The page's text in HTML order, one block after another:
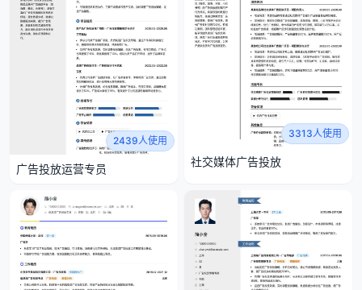
2439人使用
广告投放运营专员
3313人使用
社交媒体广告投放